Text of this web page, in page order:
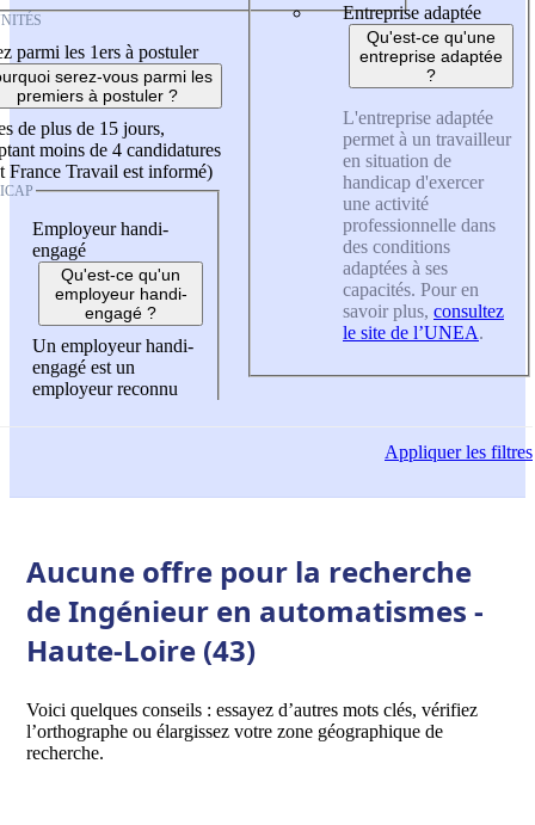
parmi les 1ers à postuler
serez-vous parmi les
premiers à postuler ?
de plus de 15 jours,
moins de 4 candidatures
France Travail est informé)
Employeur handi-
engagé
Qu'est-ce qu'un
employeur handi-
engagé ?
Un employeur handi-
engagé est un
employeur reconnu
Entreprise adaptée
Qu'est-ce qu'une
entreprise adaptée
?
L'entreprise adaptée
permet à un travailleur
en situation de
handicap d'exercer
une activité
professionnelle dans
des conditions
adaptées à ses
capacités. Pour en
savoir plus, consultez
le site de l’UNEA.
Appliquerles filtres
Aucune offre pour la recherche
de Ingénieur en automatismes -
Haute-Loire (43)
Voici quelques conseils : essayez d’autres mots clés, vérifiez
l’orthographe ou élargissez votre zone géographique de
recherche.